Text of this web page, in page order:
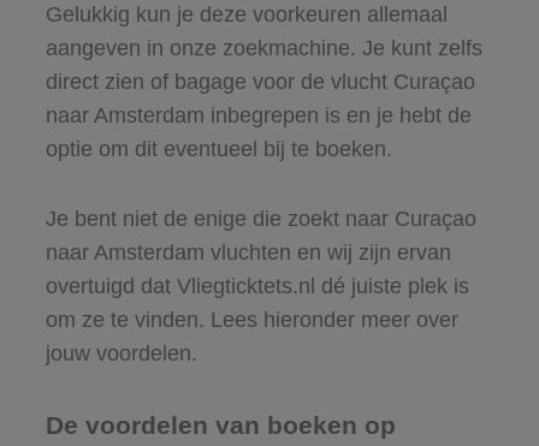
Gelukkig kun je deze voorkeuren allemaal
aangeven in onze zoekmachine. Je kunt zelfs
direct zien of bagage voor de vlucht Curaçao
naar Amsterdam inbegrepen is en je hebt de
optie om dit eventueel bij te boeken.
Je bent niet de enige die zoekt naar Curaçao
naar Amsterdam vluchten en wij zijn ervan
overtuigd dat Vliegticktets.nl dé juiste plek is
om ze te vinden. Lees hieronder meer over
jouw voordelen.
De voordelen van boeken op